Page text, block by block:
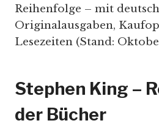
Reihenfolge – mit
Originalausgaben,
Lesezeiten (Stand:
Stephen King –
der Bücher